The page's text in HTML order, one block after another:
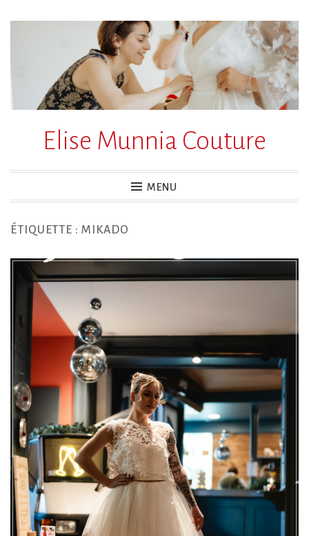
Elise Munnia Couture
MENU
ÉTIQUETTE : MIKADO